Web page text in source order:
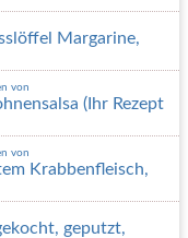
Margarine,
von
(Ihr Rezept
von
Krabbenfleisch,
geputzt,